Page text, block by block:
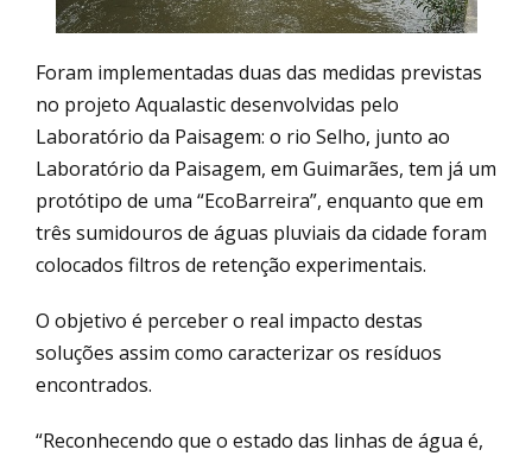
Foram implementadas duas das medidas previstas
no projeto Aqualastic desenvolvidas pelo
Laboratório da Paisagem: o rio Selho, junto ao
Laboratório da Paisagem, em Guimarães, tem já um
protótipo de uma “EcoBarreira”, enquanto que em
três sumidouros de águas pluviais da cidade foram
colocados filtros de retenção experimentais.
O objetivo é perceber o real impacto destas
soluções assim como caracterizar os resíduos
encontrados.
“Reconhecendo que o estado das linhas de água é,